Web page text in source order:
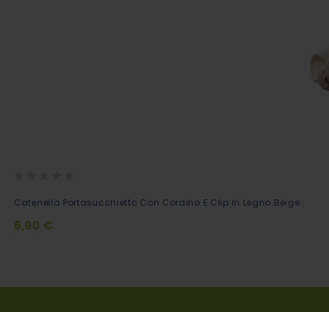
Catenella Portasucchietto Con Cordino E Clip In Legno Beige
6,90 €
Aggiungi
Carrello